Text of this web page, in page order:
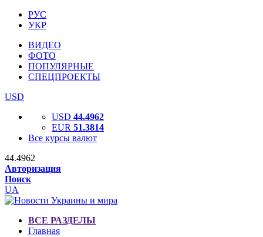
РУС
УКР
ВИДЕО
ФОТО
ПОПУЛЯРНЫЕ
СПЕЦПРОЕКТЫ
USD
USD 44.4962
EUR 51.3814
Все курсы валют
44.4962
Авторизация
Поиск
UA
ВСЕ РАЗДЕЛЫ
Главная